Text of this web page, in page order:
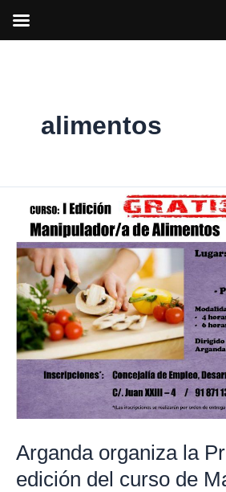
alimentos
Arganda organiza la
edición del curso de
organiza
la
Primera
edición
del
curso
de
Manipulador
de
Alimentos